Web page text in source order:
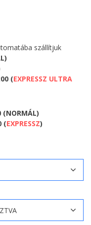
szállítjuk
(EXPRESSZ ULTRA
(NORMÁL)
(EXPRESSZ)